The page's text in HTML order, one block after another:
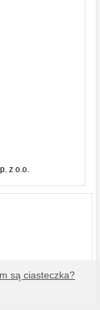
z o.o.
są ciasteczka?